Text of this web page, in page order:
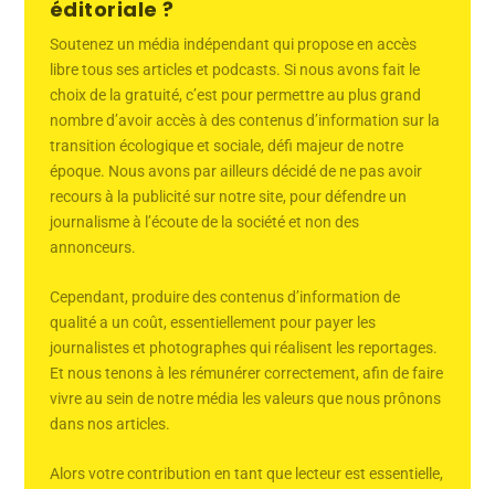
éditoriale ?
Soutenez un média indépendant qui propose en accès
libre tous ses articles et podcasts. Si nous avons fait le
choix de la gratuité, c’est pour permettre au plus grand
nombre d’avoir accès à des contenus d’information sur la
transition écologique et sociale, défi majeur de notre
époque. Nous avons par ailleurs décidé de ne pas avoir
recours à la publicité sur notre site, pour défendre un
journalisme à l’écoute de la société et non des
annonceurs.
Cependant, produire des contenus d’information de
qualité a un coût, essentiellement pour payer les
journalistes et photographes qui réalisent les reportages.
Et nous tenons à les rémunérer correctement, afin de faire
vivre au sein de notre média les valeurs que nous prônons
dans nos articles.
Alors votre contribution en tant que lecteur est essentielle,